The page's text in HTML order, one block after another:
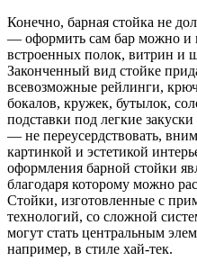
Конечно, барная стойка не
— оформить сам бар можно
встроенных полок, витрин и
Законченный вид стойке
всевозможные рейлинги,
бокалов, кружек, бутылок,
подставки под легкие
— не переусердствовать,
картинкой и эстетикой
оформления барной стойки
благодаря которому можно
Стойки, изготовленные с
технологий, со сложной
могут стать центральным
например, в стиле хай-тек.